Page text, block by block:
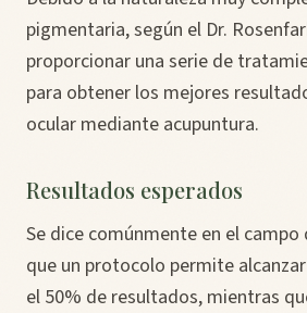
pigmentaria, según el Dr.
proporcionar una serie de
para obtener los mejores
ocular mediante acupuntura.
Resultados esperados
Se dice comúnmente en el campo
que un protocolo permite
el 50% de resultados, mientras